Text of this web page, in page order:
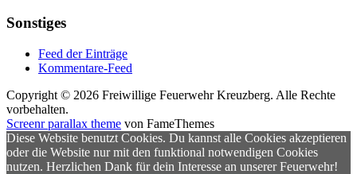
Sonstiges
Feed der Einträge
Kommentare-Feed
Copyright © 2026 Freiwillige Feuerwehr Kreuzberg. Alle Rechte
vorbehalten.
Screenr parallax theme von FameThemes
Diese Website benutzt Cookies. Du kannst alle Cookies akzeptieren
oder die Website nur mit den funktional notwendigen Cookies
nutzen. Herzlichen Dank für dein Interesse an unserer Feuerwehr!